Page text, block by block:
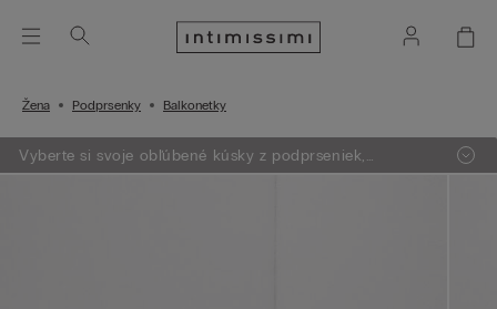
Žena Podprsenky Balkonetky
Vyberte si svoje obľúbené kúsky z podprseniek,
oblečenia, pyžám a lingerie. Vložte do košíka 4 produkty